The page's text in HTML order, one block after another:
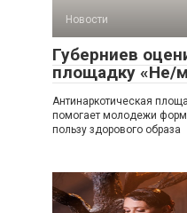
Новости
Губерниев
площадку «Не/
Антинаркотическая
помогает молодежи
пользу здорового образа